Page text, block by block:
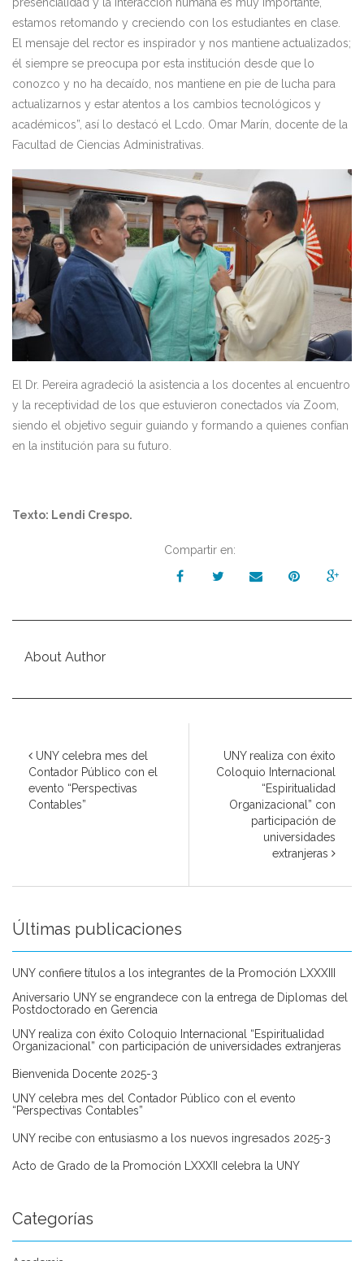
estamos retomando y creciendo con los estudiantes en clase.
El mensaje del rector es inspirador y nos mantiene actualizados;
él siempre se preocupa por esta institución desde que lo
conozco y no ha decaído, nos mantiene en pie de lucha para
actualizarnos y estar atentos a los cambios tecnológicos y
académicos”, así lo destacó el Lcdo. Omar Marín, docente de la
Facultad de Ciencias Administrativas.
El Dr. Pereira agradeció la asistencia a los docentes al encuentro
y la receptividad de los que estuvieron conectados vía Zoom,
siendo el objetivo seguir guiando y formando a quienes confían
en la institución para su futuro.
Texto: Lendi Crespo.
Compartir en:
About Author
UNY celebra mes del
Contador Público con el
evento “Perspectivas
Contables”
UNY realiza con éxito
Coloquio Internacional
“Espiritualidad
Organizacional” con
participación de
universidades
extranjeras
Últimas publicaciones
UNY confiere títulos a los integrantes de la Promoción LXXXIII
Aniversario UNY se engrandece con la entrega de Diplomas del
Postdoctorado en Gerencia
UNY realiza con éxito Coloquio Internacional “Espiritualidad
Organizacional” con participación de universidades extranjeras
Bienvenida Docente 2025-3
UNY celebra mes del Contador Público con el evento
“Perspectivas Contables”
UNY recibe con entusiasmo a los nuevos ingresados 2025-3
Acto de Grado de la Promoción LXXXII celebra la UNY
Categorías